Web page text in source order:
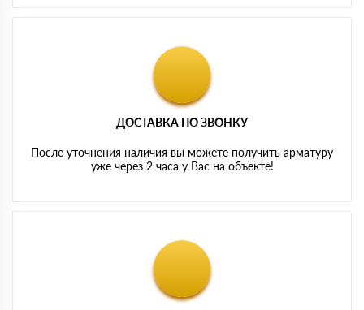
ДОСТАВКА ПО ЗВОНКУ
После уточнения наличия вы можете получить арматуру
уже через 2 часа у Вас на объекте!